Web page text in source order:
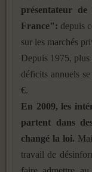
présentateur
France": depuis
sur les marchés
Depuis 1975, plus
déficits annuels
€.
En 2009, les
partent dans
changé la loi.
travail de